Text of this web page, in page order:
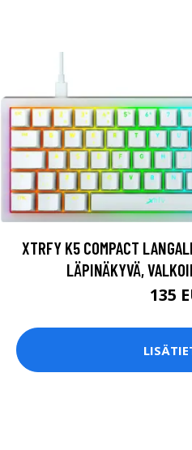
XTRFY K5 COMPACT
LÄPINÄKYVÄ,
135